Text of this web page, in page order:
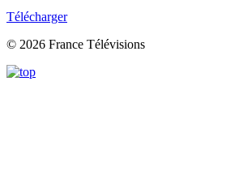
Télécharger
© 2026 France Télévisions